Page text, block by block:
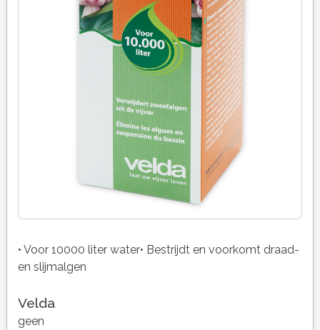
• Voor 10000 liter water• Bestrijdt en voorkomt draad-
en slijmalgen
Velda
geen